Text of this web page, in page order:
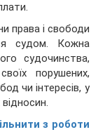
права і свободи
судом. Кожна
судочинства,
порушених,
чи інтересів, у
з роботи